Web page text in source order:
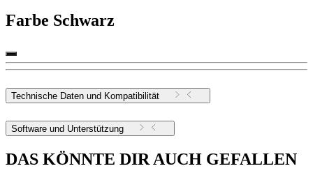
Farbe Schwarz
Technische Daten und Kompatibilität
Software und Unterstützung
DAS KÖNNTE DIR AUCH GEFALLEN